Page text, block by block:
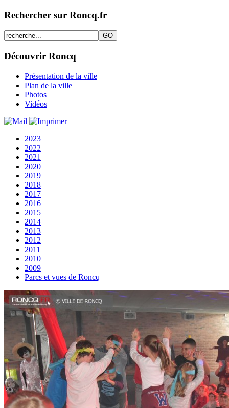
Rechercher sur Roncq.fr
Découvrir Roncq
Présentation de la ville
Plan de la ville
Photos
Vidéos
2023
2022
2021
2020
2019
2018
2017
2016
2015
2014
2013
2012
2011
2010
2009
Parcs et vues de Roncq